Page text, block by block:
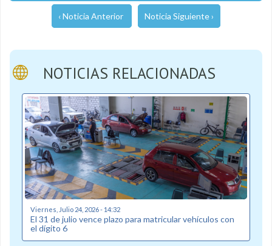
‹ Noticia Anterior Noticia Siguiente ›
NOTICIAS RELACIONADAS
Viernes, Julio 24, 2026 - 14:32
El 31 de julio vence plazo para matricular vehículos con
el dígito 6